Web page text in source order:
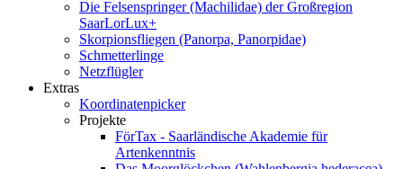
Die Felsenspringer (Machilidae) der Großregion
SaarLorLux+
Skorpionsfliegen (Panorpa, Panorpidae)
Schmetterlinge
Netzflügler
Extras
Koordinatenpicker
Projekte
FörTax - Saarländische Akademie für
Artenkenntnis